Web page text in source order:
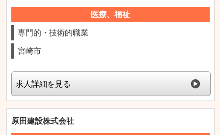
医療、福祉
専門的・技術的職業
宮崎市
求人詳細を見る
原田建設株式会社